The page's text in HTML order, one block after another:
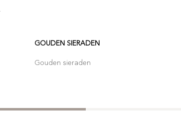
GOUDEN SIERADEN
Gouden sieraden